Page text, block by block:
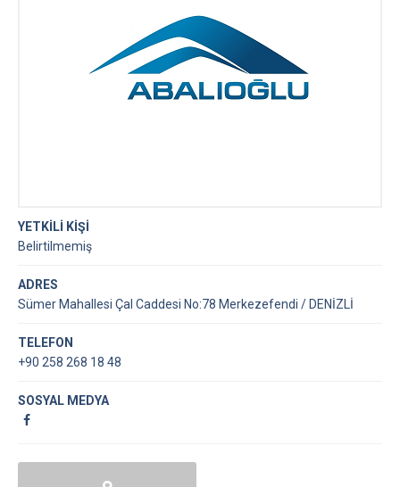
YETKİLİ KİŞİ
Belirtilmemiş
ADRES
Sümer Mahallesi Çal Caddesi No:78 Merkezefendi / DENİZLİ
TELEFON
+90 258 268 18 48
SOSYAL MEDYA